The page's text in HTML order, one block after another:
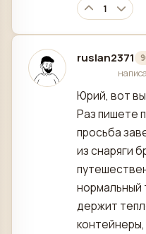
1
ruslan2371
Юрий, вот
Раз пишете
просьба
из снаряги
нормальный
держит